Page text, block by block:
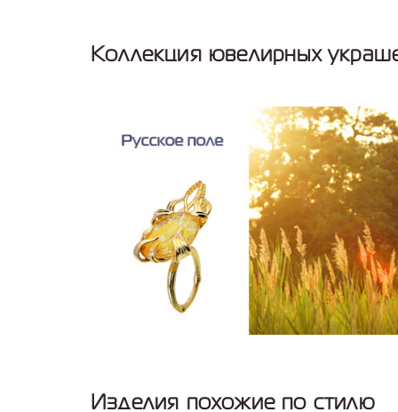
Коллекция ювелирных
Изделия похожие по стилю